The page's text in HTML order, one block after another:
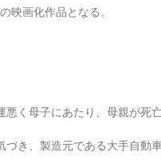
映画化作品となる。
く母子にあたり、母親が死
き、製造元である大手自動